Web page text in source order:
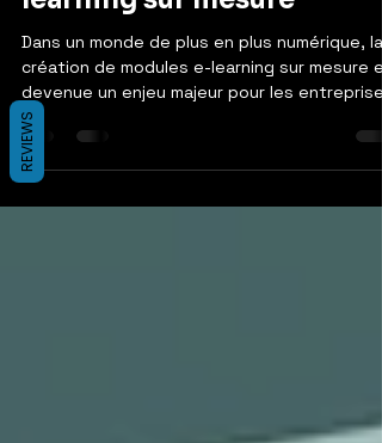
pour créer des modules e-
learning sur mesure
Dans un monde de plus en plus numérique, la
création de modules e-learning sur mesure
devenue un enjeu majeur pour les entreprises
et les institutions
REVIEWS